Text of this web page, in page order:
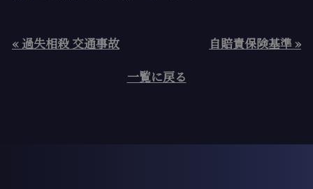
« 過失相殺 交通事故
自賠責保険基準 »
一覧に戻る